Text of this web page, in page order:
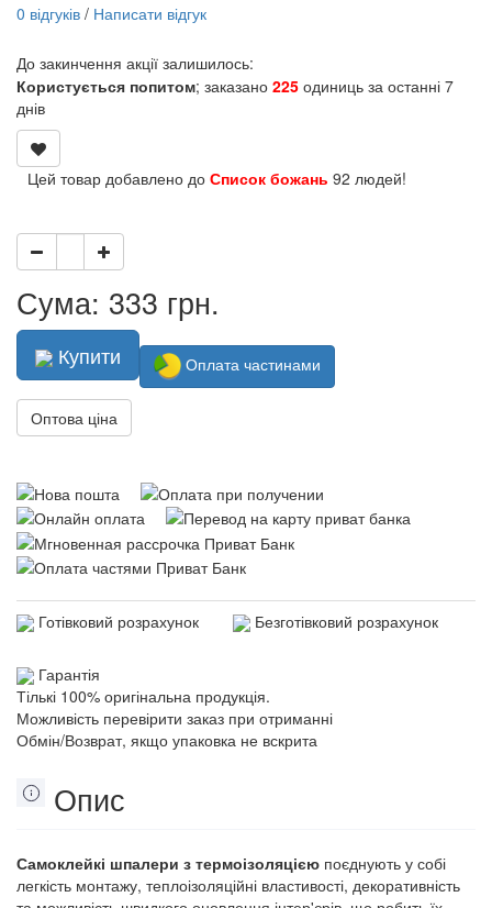
0 відгуків / Написати відгук
До закинчення акції залишилось:
Користується попитом; заказано 225 одиниць за останні 7
днів
Цей товар добавлено до Список божань 92 людей!
Сума: 333 грн.
Купити Оплата частинами
Оптова ціна
Готівковий розрахунок Безготівковий розрахунок
Гарантія
Тількі 100% оригінальна продукція.
Можливість перевірити заказ при отриманні
Обмін/Возврат, якщо упаковка не вскрита
Опис
Самоклейкі шпалери з термоізоляцією поєднують у собі
легкість монтажу, теплоізоляційні властивості, декоративність